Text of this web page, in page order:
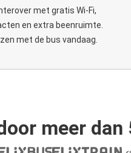
met gratis Wi-Fi,
en extra beenruimte.
met de bus vandaag.
meer